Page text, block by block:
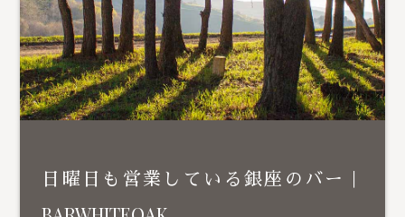
日曜日も営業している銀座のバー｜